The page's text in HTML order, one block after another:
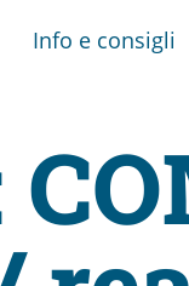
Info e consigli